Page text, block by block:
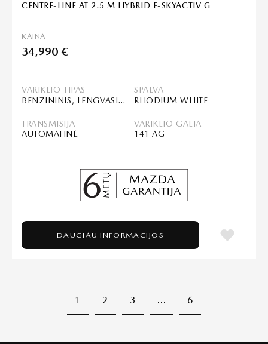
CENTRE-LINE AT 2.5 M HYBRID E-SKYACTIV G
KAINA
34,990 €
VARIKLIO TIPAS
BENZININIS, LENGVASIS HIBRIDAS (MHEV)
SPALVA
RHODIUM WHITE
TRANSMISIJA
AUTOMATINĖ
VARIKLIO GALIA
141 AG
DAUGIAU INFORMACIJOS
1 2 3 … 6